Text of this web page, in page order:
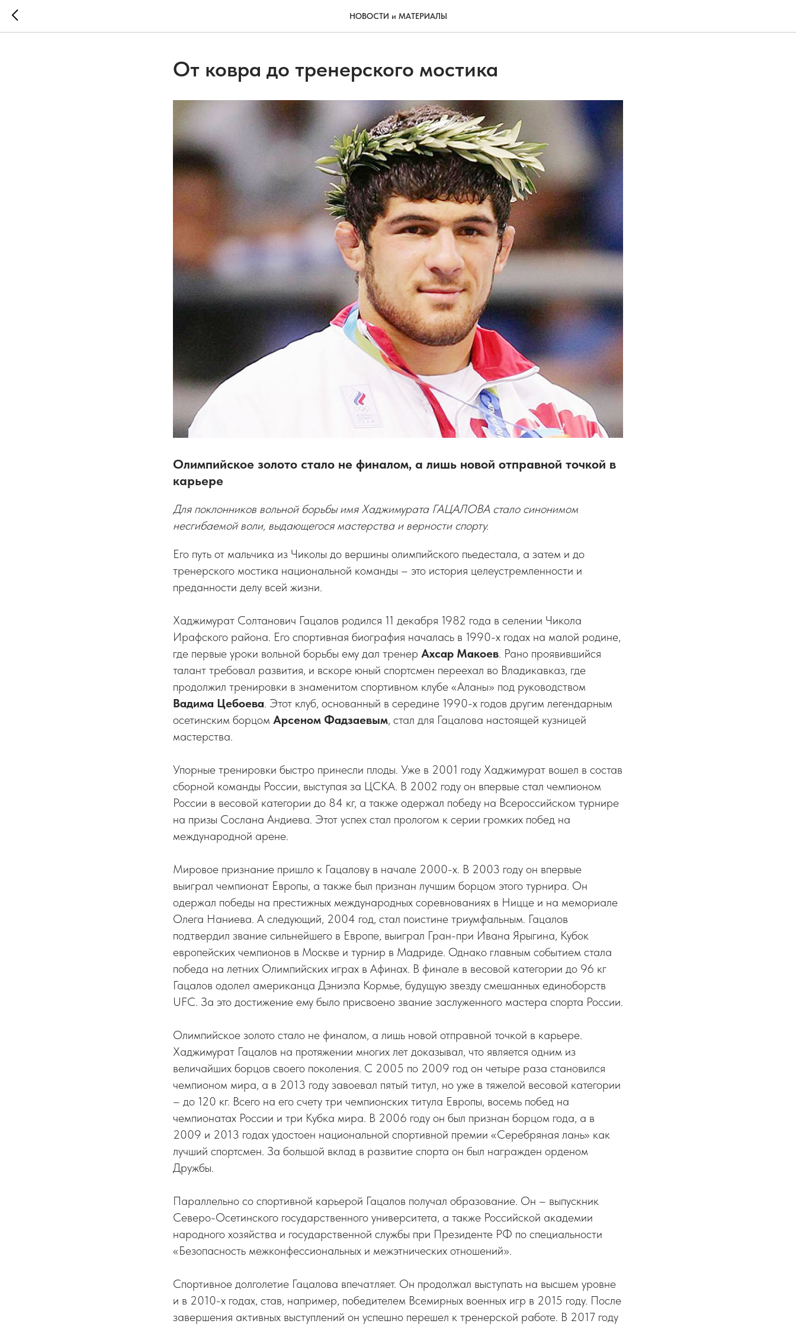
НОВОСТИ и МАТЕРИАЛЫ
От ковра до тренерского мостика
Олимпийское золото стало не финалом, а лишь новой отправной точкой в
карьере
Для поклонников вольной борьбы имя Хаджимурата ГАЦАЛОВА стало синонимом
несгибаемой воли, выдающегося мастерства и верности спорту.
Его путь от мальчика из Чиколы до вершины олимпийского пьедестала, а затем и до
тренерского мостика национальной команды – это история целеустремленности и
преданности делу всей жизни.
Хаджимурат Солтанович Гацалов родился 11 декабря 1982 года в селении Чикола
Ирафского района. Его спортивная биография началась в 1990-х годах на малой родине,
где первые уроки вольной борьбы ему дал тренер Ахсар Макоев. Рано проявившийся
талант требовал развития, и вскоре юный спортсмен переехал во Владикавказ, где
продолжил тренировки в знаменитом спортивном клубе «Аланы» под руководством
Вадима Цебоева. Этот клуб, основанный в середине 1990-х годов другим легендарным
осетинским борцом Арсеном Фадзаевым, стал для Гацалова настоящей кузницей
мастерства.
Упорные тренировки быстро принесли плоды. Уже в 2001 году Хаджимурат вошел в состав
сборной команды России, выступая за ЦСКА. В 2002 году он впервые стал чемпионом
России в весовой категории до 84 кг, а также одержал победу на Всероссийском турнире
на призы Сослана Андиева. Этот успех стал прологом к серии громких побед на
международной арене.
Мировое признание пришло к Гацалову в начале 2000-х. В 2003 году он впервые
выиграл чемпионат Европы, а также был признан лучшим борцом этого турнира. Он
одержал победы на престижных международных соревнованиях в Ницце и на мемориале
Олега Наниева. А следующий, 2004 год, стал поистине триумфальным. Гацалов
подтвердил звание сильнейшего в Европе, выиграл Гран-при Ивана Ярыгина, Кубок
европейских чемпионов в Москве и турнир в Мадриде. Однако главным событием стала
победа на летних Олимпийских играх в Афинах. В финале в весовой категории до 96 кг
Гацалов одолел американца Дэниэла Кормье, будущую звезду смешанных единоборств
UFC. За это достижение ему было присвоено звание заслуженного мастера спорта России.
Олимпийское золото стало не финалом, а лишь новой отправной точкой в карьере.
Хаджимурат Гацалов на протяжении многих лет доказывал, что является одним из
величайших борцов своего поколения. С 2005 по 2009 год он четыре раза становился
чемпионом мира, а в 2013 году завоевал пятый титул, но уже в тяжелой весовой категории
– до 120 кг. Всего на его счету три чемпионских титула Европы, восемь побед на
чемпионатах России и три Кубка мира. В 2006 году он был признан борцом года, а в
2009 и 2013 годах удостоен национальной спортивной премии «Серебряная лань» как
лучший спортсмен. За большой вклад в развитие спорта он был награжден орденом
Дружбы.
Параллельно со спортивной карьерой Гацалов получал образование. Он – выпускник
Северо-Осетинского государственного университета, а также Российской академии
народного хозяйства и государственной службы при Президенте РФ по специальности
«Безопасность межконфессиональных и межэтнических отношений».
Спортивное долголетие Гацалова впечатляет. Он продолжал выступать на высшем уровне
и в 2010-х годах, став, например, победителем Всемирных военных игр в 2015 году. После
завершения активных выступлений он успешно перешел к тренерской работе. В 2017 году